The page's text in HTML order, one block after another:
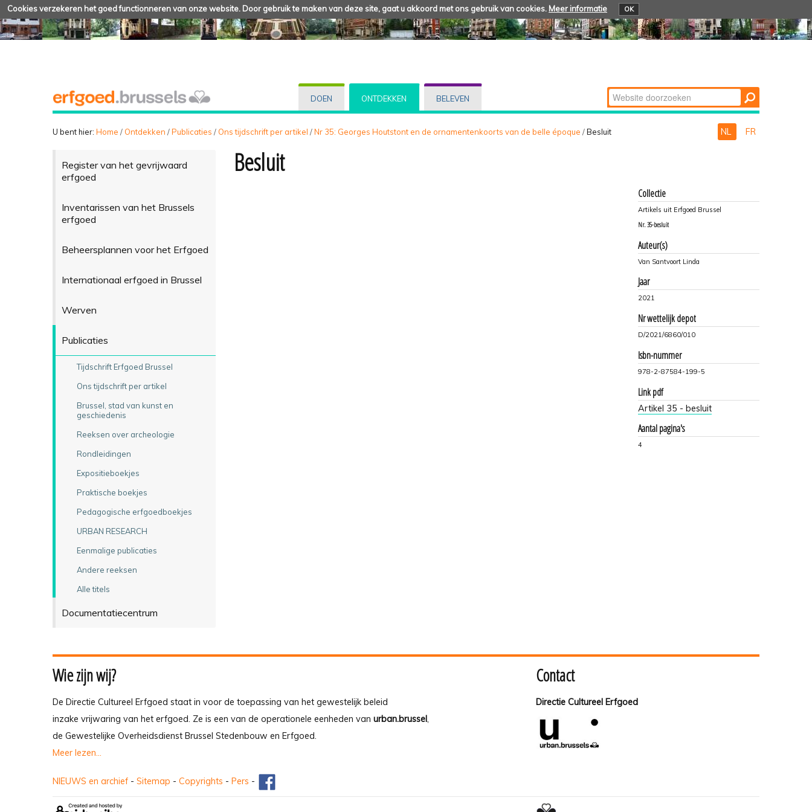
Cookies verzekeren het goed functionneren van onze website. Door gebruik te maken van deze site, gaat u akkoord met ons gebruik van cookies. Meer informatie OK
DOEN ONTDEKKEN BELEVEN Zoek
Geavanceerd
U bent hier: Home / Ontdekken /Publicaties / Ons tijdschrift per artikel /Nr 35: Georges Houtstont en de ornamentenkoorts van de belle époque /Besluit NL FR
Register van het gevrijwaard
erfgoed
Inventarissen van het Brussels
erfgoed
Beheersplannen voor het Erfgoed
Internationaal erfgoed in Brussel
Werven
Publicaties
Tijdschrift Erfgoed Brussel
Ons tijdschrift per artikel
Brussel, stad van kunst en
geschiedenis
Reeksen over archeologie
Rondleidingen
Expositieboekjes
Praktische boekjes
Pedagogische erfgoedboekjes
URBAN RESEARCH
Eenmalige publicaties
Andere reeksen
Alle titels
Documentatiecentrum
Besluit
Collectie
Artikels uit Erfgoed Brussel
Nr. 35-besluit
Auteur(s)
Van Santvoort Linda
Jaar
2021
Nr wettelijk depot
D/2021/6860/010
Isbn-nummer
978-2-87584-199-5
Link pdf
Artikel 35 - besluit
Aantal pagina's
4
Wie zijn wij?
De Directie Cultureel Erfgoed staat in voor de toepassing van het gewestelijk beleid
inzake vrijwaring van het erfgoed. Ze is een van de operationele eenheden van urban.brussel,
de Gewestelijke Overheidsdienst Brussel Stedenbouw en Erfgoed.
Meer lezen...
Contact
Directie Cultureel Erfgoed
NIEUWS en archief - Sitemap - Copyrights - Pers -